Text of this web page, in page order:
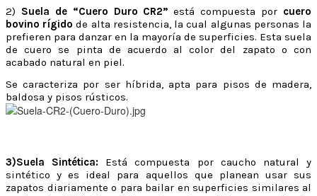
2) Suela de “Cuero Duro CR2” está compuesta por cuero
bovino rígido de alta resistencia, la cual algunas personas la
prefieren para danzar en la mayoría de superficies. Esta suela
de cuero se pinta de acuerdo al color del zapato o con
acabado natural en piel.
Se caracteriza por ser híbrida, apta para pisos de madera,
baldosa y pisos rústicos.
3)Suela Sintética: Está compuesta por caucho natural y
sintético y es ideal para aquellos que planean usar sus
zapatos diariamente o para bailar en superficies similares al